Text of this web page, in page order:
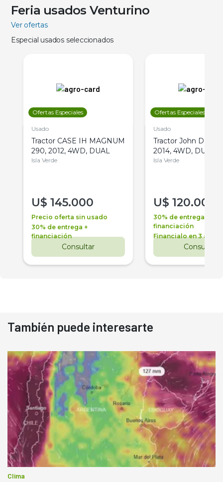
Feria usados Venturino
Ver ofertas
Especial usados seleccionados
Ofertas Especiales
Usado
Tractor CASE IH MAGNUM
290, 2012, 4WD, DUAL
Isla Verde
U$ 145.000
Precio oferta sin usado
30% de entrega +
financiación
Consultar
Ofertas Especiales
Usado
Tractor John Deere
2014, 4WD, DUAL
Isla Verde
U$ 120.000
30% de entrega +
financiación
Financialo en 3 años
Consultar
También puede interesarte
Clima